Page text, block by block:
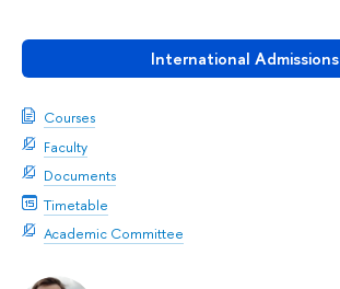
International Admissions
Courses
Faculty
Documents
Timetable
Academic Committee